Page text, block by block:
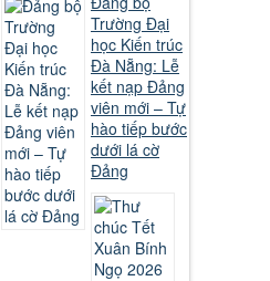
Trường Đại
học Kiến trúc
Đà Nẵng: Lễ
kết nạp Đảng
viên mới – Tự
hào tiếp bước
dưới lá cờ
Đảng